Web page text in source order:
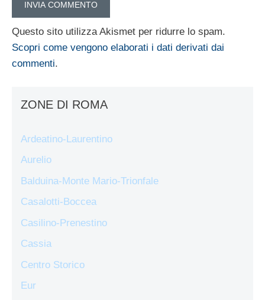
Questo sito utilizza Akismet per ridurre lo spam.
Scopri come vengono elaborati i dati derivati dai
commenti.
ZONE DI ROMA
Ardeatino-Laurentino
Aurelio
Balduina-Monte Mario-Trionfale
Casalotti-Boccea
Casilino-Prenestino
Cassia
Centro Storico
Eur